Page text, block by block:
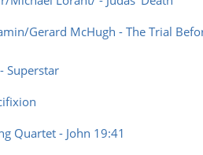
Gerard McHugh - The Trial
Superstar
Quartet - John 19:41